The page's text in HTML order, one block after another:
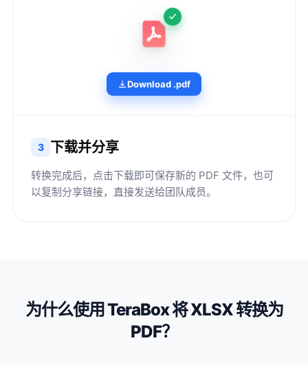
Download .pdf
3 下载并分享
转换完成后，点击下载即可保存新的 PDF 文件，也可
以复制分享链接，直接发送给团队成员。
为什么使用 TeraBox 将 XLSX 转换为
PDF？